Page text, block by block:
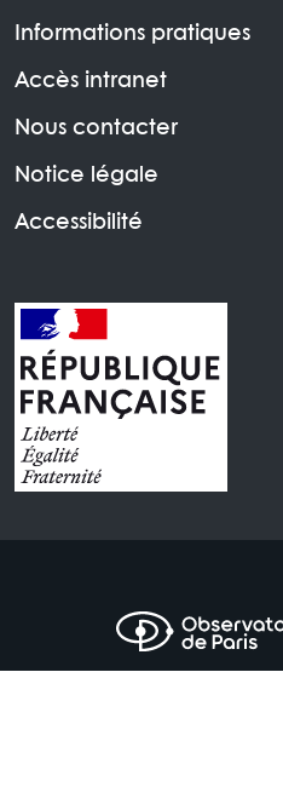
Informations pratiques
Accès intranet
Nous contacter
Notice légale
Accessibilité